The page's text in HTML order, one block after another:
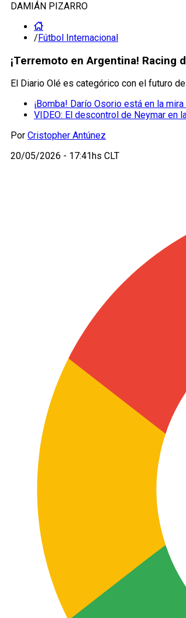
DAMIÁN PIZARRO
/Fútbol Internacional
¡Terremoto en Argentina! Racing
El Diario Olé es categórico con el futuro
¡Bomba! Darío Osorio está en la
VIDEO: El descontrol de Neymar en
Por Cristopher Antúnez
20/05/2026 - 17:41hs CLT